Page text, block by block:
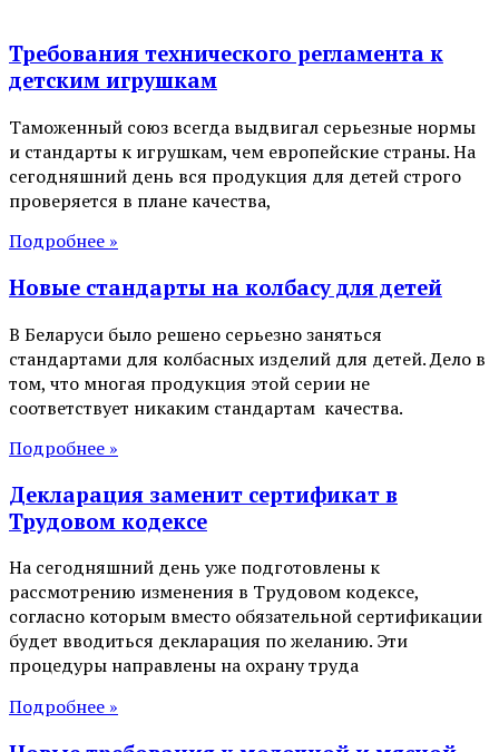
Требования технического регламента к
детским игрушкам
Таможенный союз всегда выдвигал серьезные нормы
и стандарты к игрушкам, чем европейские страны. На
сегодняшний день вся продукция для детей строго
проверяется в плане качества,
Подробнее »
Новые стандарты на колбасу для детей
В Беларуси было решено серьезно заняться
стандартами для колбасных изделий для детей. Дело в
том, что многая продукция этой серии не
соответствует никаким стандартам качества.
Подробнее »
Декларация заменит сертификат в
Трудовом кодексе
На сегодняшний день уже подготовлены к
рассмотрению изменения в Трудовом кодексе,
согласно которым вместо обязательной сертификации
будет вводиться декларация по желанию. Эти
процедуры направлены на охрану труда
Подробнее »